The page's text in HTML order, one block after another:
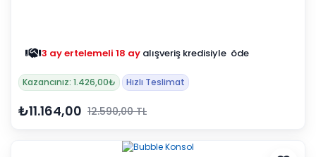
3 ay ertelemeli 18 ay alışveriş kredisiyle öde
Kazancınız: 1.426,00₺ Hızlı Teslimat
₺11.164,00 12.590,00 TL